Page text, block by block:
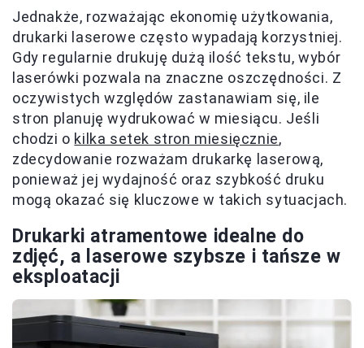
Jednakże, rozważając ekonomię użytkowania,
drukarki laserowe często wypadają korzystniej.
Gdy regularnie drukuję dużą ilość tekstu, wybór
laserówki pozwala na znaczne oszczędności. Z
oczywistych względów zastanawiam się, ile
stron planuję wydrukować w miesiącu. Jeśli
chodzi o kilka setek stron miesięcznie,
zdecydowanie rozważam drukarkę laserową,
ponieważ jej wydajność oraz szybkość druku
mogą okazać się kluczowe w takich sytuacjach.
Drukarki atramentowe idealne do
zdjęć, a laserowe szybsze i tańsze w
eksploatacji